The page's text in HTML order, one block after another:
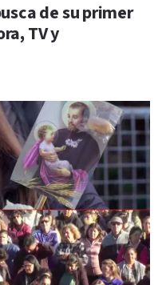
de su primer
TV y